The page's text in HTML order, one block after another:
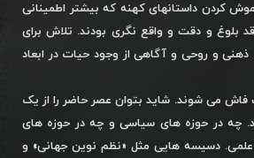
کردن داستانهای کهنه که بیشتر اطمینانی
بلوغ و دقت و واقع نگری بودند. تلاش برای
ذهنی و روحی و آگاهی از وجود حیات در ابعاد
فاش می شوند. شاید بتوان عصر حاضر را از یک
چه در حوزه های سیاسی و چه در حوزه های
علمی. دسیسه هایی مثل «نظم نوین جهانی» و